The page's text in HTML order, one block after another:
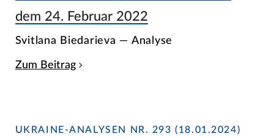
dem 24. Februar 2022
Svitlana Biedarieva — Analyse
Zum Beitrag
UKRAINE-ANALYSEN NR. 293 (18.01.2024)